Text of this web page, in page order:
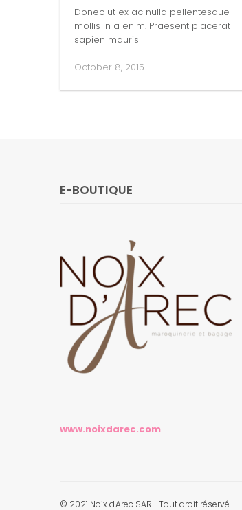
Donec ut ex ac nulla pellentesque
mollis in a enim. Praesent placerat
sapien mauris
October 8, 2015
E-BOUTIQUE
www.noixdarec.com
© 2021 Noix d'Arec SARL. Tout droit réservé.